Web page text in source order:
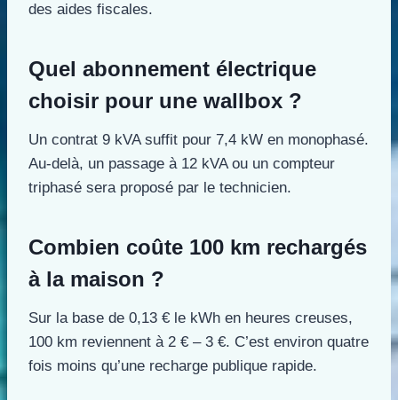
des aides fiscales.
Quel abonnement électrique
choisir pour une wallbox ?
Un contrat 9 kVA suffit pour 7,4 kW en monophasé.
Au-delà, un passage à 12 kVA ou un compteur
triphasé sera proposé par le technicien.
Combien coûte 100 km rechargés
à la maison ?
Sur la base de 0,13 € le kWh en heures creuses,
100 km reviennent à 2 € – 3 €. C’est environ quatre
fois moins qu’une recharge publique rapide.